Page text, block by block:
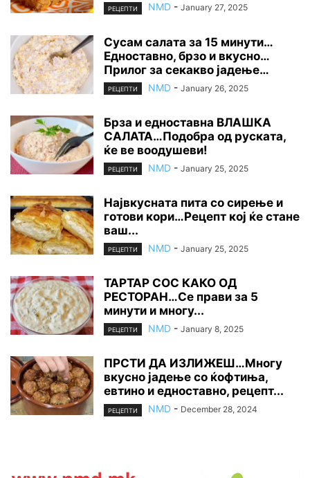
РЕЦЕПТИ NMD - January 27, 2025
Сусам салата за 15 минути…
Едноставно, брзо и вкусно…
Прилог за секакво јадење…
РЕЦЕПТИ NMD - January 26, 2025
Брза и едноставна ВЛАШКА
САЛАТА…Подобра од руската,
ќе ве воодушеви!
РЕЦЕПТИ NMD - January 25, 2025
Највкусната пита со сирење и
готови кори…Рецепт кој ќе стане
ваш...
РЕЦЕПТИ NMD - January 25, 2025
ТАРТАР СОС КАКО ОД
РЕСТОРАН…Се прави за 5
минути и многу...
РЕЦЕПТИ NMD - January 8, 2025
ПРСТИ ДА ИЗЛИЖЕШ…Многу
вкусно јадење со ќофтиња,
евтино и едноставно, рецепт...
РЕЦЕПТИ NMD - December 28, 2024